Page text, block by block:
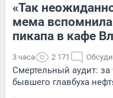
«Так
мема вспомнила
пикапа в кафе
3 часа 2 171
Смертельный аудит: за
бывшего главбуха